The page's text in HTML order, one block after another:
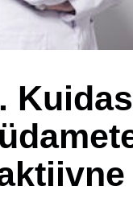
Kuidas